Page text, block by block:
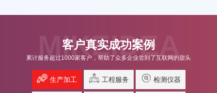
客户真实成功案例
累计服务超过1000家客户，帮助了众多企业尝到了互联网的甜头
MIKEIDEA
生产加工 工程服务 检测仪器